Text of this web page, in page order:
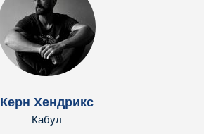
Керн Хендрикс
Кабул